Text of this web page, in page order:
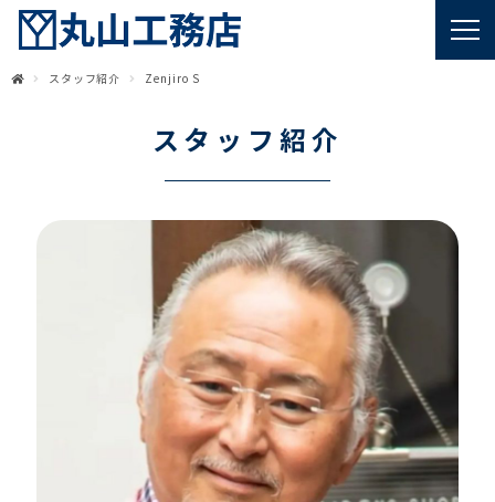
スタッフ紹介 Zenjiro S
スタッフ紹介